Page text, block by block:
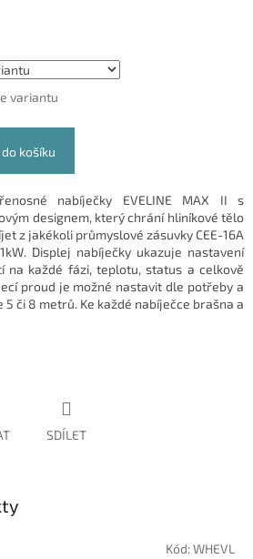
variantu
košíku
nabíječky EVELINE MAX II s
designem, který chrání hliníkové tělo
z jakékoli průmyslové zásuvky CEE-16A
Displej nabíječky ukazuje nastavení
na každé fázi, teplotu, status a celkově
proud je možné nastavit dle potřeby a
5 či 8 metrů. Ke každé nabíječce brašna a
SDÍLET
Kód:WHEVL